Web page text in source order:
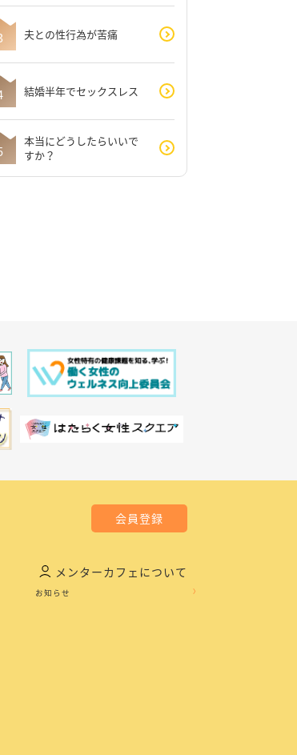
夫との性行為が苦痛
結婚半年でセックスレス
本当にどうしたらいいで
すか？
会員登録
メンターカフェについて
お知らせ